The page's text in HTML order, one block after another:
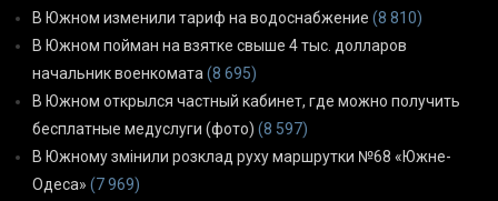
В Южном изменили тариф на водоснабжение (8 810)
В Южном пойман на взятке свыше 4 тыс. долларов
начальник военкомата (8 695)
В Южном открылся частный кабинет, где можно получить
бесплатные медуслуги (фото) (8 597)
В Южному змінили розклад руху маршрутки №68 «Южне-
Одеса» (7 969)